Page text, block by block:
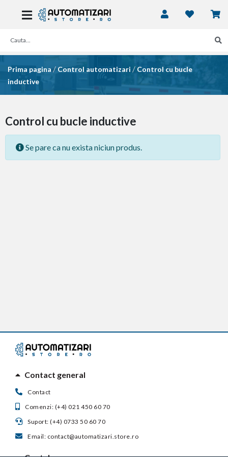
Prima pagina / Control automatizari / Control cu bucle
inductive
Control cu bucle inductive
Se pare ca nu exista niciun produs.
Contact general
Contact
Comenzi: (+4) 021 450 60 70
Suport: (+4) 0733 50 60 70
Email: contact@automatizari.store.ro